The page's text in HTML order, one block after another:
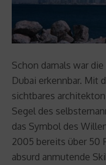
Schon damals war
Dubai erkennbar. Mit
sichtbares
Segel des
das Symbol des
2005 bereits über 50
absurd anmutende